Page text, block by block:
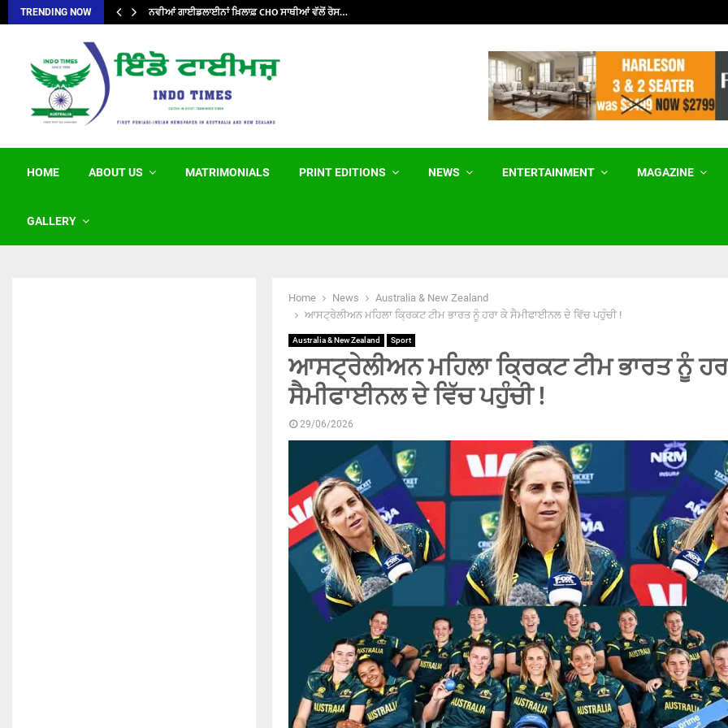
TRENDING NOW ਨਵੀਆਂ ਗਾਈਡਲਾਈਨਾਂ ਖ਼ਿਲਾਫ਼ CHO ਸਾਥੀਆਂ ਵੱਲੋਂ ਰੋਸ…
HOME ABOUT US MATRIMONIALS PRINT EDITIONS NEWS ENTERTAINMENT MAGAZINE
GALLERY
Home News
Australia & New Zealand
ਆਸਟ੍ਰੇਲੀਅਨ ਮਹਿਲਾ ਕ੍ਰਿਕਟ ਟੀਮ ਭਾਰਤ ਨੂੰ ਹਰਾ ਕੇ ਸੈਮੀਫਾਈਨਲ ਦੇ ਵਿੱਚ ਪਹੁੰਚੀ !
Australia & New Zealand Sport
ਆਸਟ੍ਰੇਲੀਅਨ ਮਹਿਲਾ ਕ੍ਰਿਕਟ ਟੀਮ ਭਾਰਤ ਨੂੰ
ਸੈਮੀਫਾਈਨਲ ਦੇ ਵਿੱਚ ਪਹੁੰਚੀ !
29/06/2026